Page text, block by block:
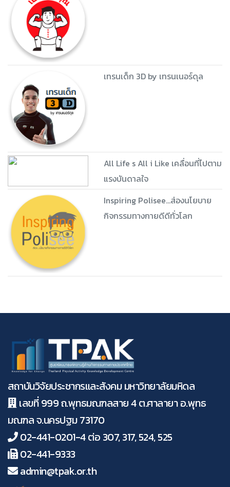
เทรนเด็ก 3D by เทรนเนอร์ดุล
All Life s All i Like เคลื่อนที่ไปตาม
แรงบันดาลใจ
Inspiring Polisee...ส่องนโยบาย
กิจกรรมทางกายดีดีทั่วโลก
สถาบันวิจัยประชากรและสังคม มหาวิทยาลัยมหิดล
เลขที่ 999 ถ.พุทธมณฑลสาย 4 ต.ศาลายา อ.พุทธ
มณฑล จ.นครปฐม 73170
02-441-0201-4 ต่อ 307, 317, 524, 525
02-441-9333
admin@tpak.or.th